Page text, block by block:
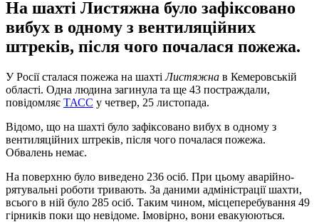
На шахті Листяжна було зафіксовано
вибух в одному з вентиляційних
штреків, після чого почалася пожежа.
У Росії сталася пожежа на шахтіЛистяжна в Кемеровській
області. Одна людина загинула та ще 43 постраждали,
повідомляє ТАСС у четвер, 25 листопада.
Відомо, що на шахті було зафіксовано вибух в одному з
вентиляційних штреків, після чого почалася пожежа.
Обвалень немає.
На поверхню було виведено 236 осіб. При цьому аварійно-
рятувальні роботи тривають. За даними адміністрації шахти,
всього в ній було 285 осіб. Таким чином, місцеперебування 49
гірників поки що невідоме. Імовірно, вони евакуюються.